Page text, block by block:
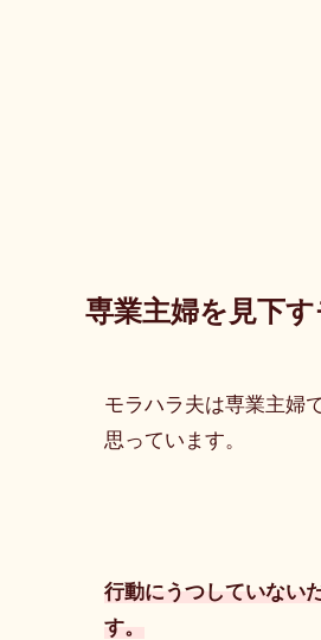
専業主婦を見下
モラハラ夫は専業主婦
思っています。
行動にうつしていない
す。